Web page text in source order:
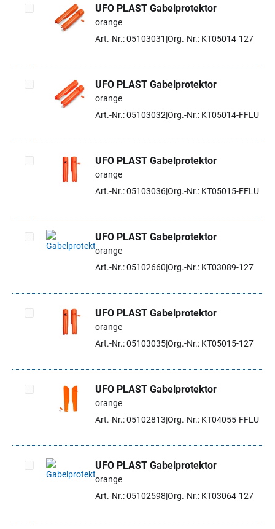
Artikel auswählen
UFO PLAST Gabelprotektor
orange
Art.-Nr.: 05103031 Org.-Nr.: KT05014-127
Artikel auswählen
UFO PLAST Gabelprotektor
orange
Art.-Nr.: 05103032 Org.-Nr.: KT05014-FFLU
Artikel auswählen
UFO PLAST Gabelprotektor
orange
Art.-Nr.: 05103036Org.-Nr.: KT05015-FFLU
Artikel auswählen
UFO PLAST Gabelprotektor
orange
Art.-Nr.: 05102660 Org.-Nr.: KT03089-127
Artikel auswählen
UFO PLAST Gabelprotektor
orange
Art.-Nr.: 05103035Org.-Nr.: KT05015-127
Artikel auswählen
UFO PLAST Gabelprotektor
orange
Art.-Nr.: 05102813 Org.-Nr.: KT04055-FFLU
Artikel auswählen
UFO PLAST Gabelprotektor
orange
Art.-Nr.: 05102598 Org.-Nr.: KT03064-127